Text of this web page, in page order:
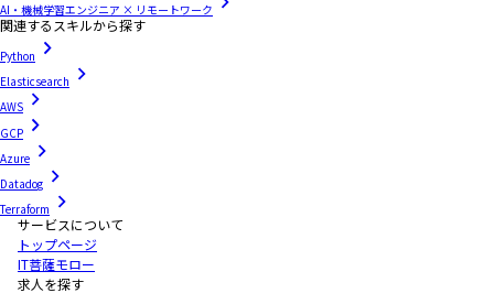
AI・機械学習エンジニア × リモートワーク
関連するスキルから探す
Python
Elasticsearch
AWS
GCP
Azure
Datadog
Terraform
サービスについて
トップページ
IT菩薩モロー
求人を探す